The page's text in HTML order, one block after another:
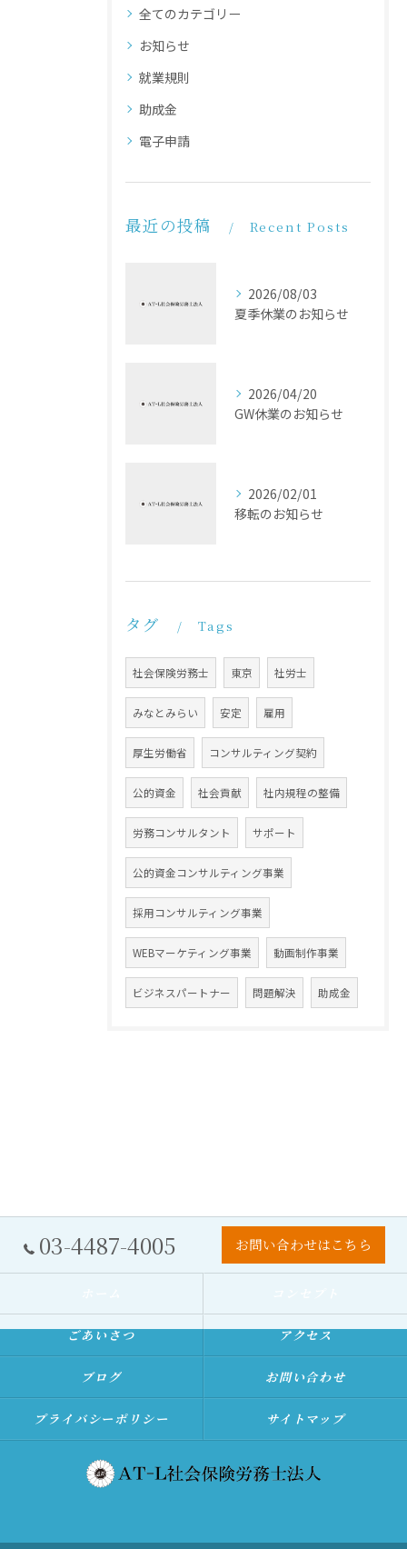
全てのカテゴリー
お知らせ
就業規則
助成金
電子申請
最近の投稿 Recent Posts
2026/08/03
夏季休業のお知らせ
2026/04/20
GW休業のお知らせ
2026/02/01
移転のお知らせ
タグ Tags
社会保険労務士 東京 社労士
みなとみらい 安定 雇用
厚生労働省 コンサルティング契約
公的資金 社会貢献 社内規程の整備
労務コンサルタント サポート
公的資金コンサルティング事業
採用コンサルティング事業
WEBマーケティング事業 動画制作事業
ビジネスパートナー 問題解決 助成金
03-4487-4005 お問い合わせはこちら
ごあいさつ アクセス
ブログ お問い合わせ
プライバシーポリシー サイトマップ